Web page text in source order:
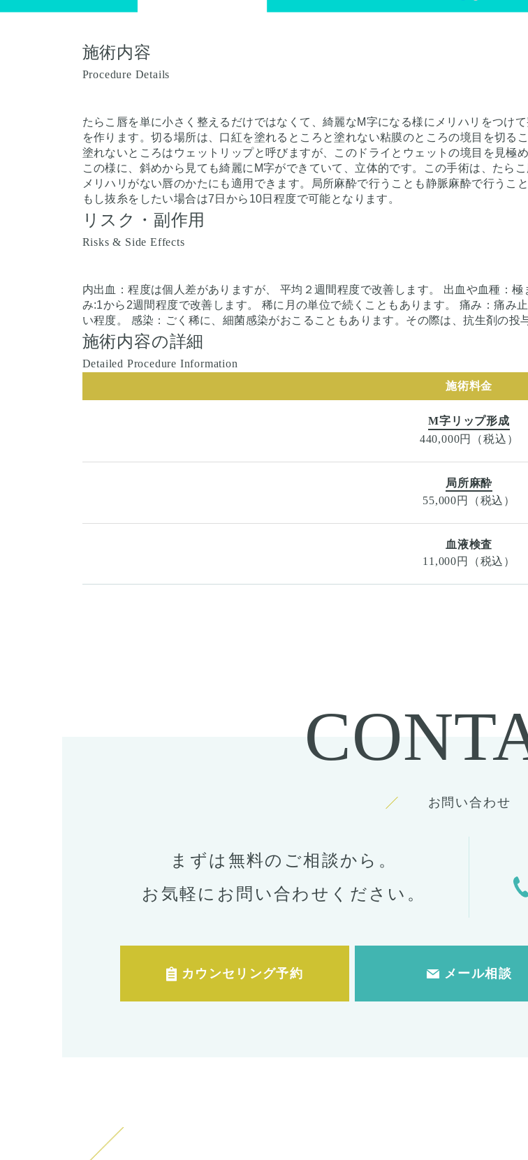
施術内容
Procedure Details
たらこ唇を単に小さく整えるだけではなくて、綺麗なM字になる様にメリハリをつけ
を作ります。切る場所は、口紅を塗れるところと塗れない粘膜のところの境目を切る
塗れないところはウェットリップと呼びますが、このドライとウェットの境目を見極
この様に、斜めから見ても綺麗にM字ができていて、立体的です。この手術は、たら
メリハリがない唇のかたにも適用できます。局所麻酔で行うことも静脈麻酔で行うこ
もし抜糸をしたい場合は7日から10日程度で可能となります。
リスク・副作用
Risks & Side Effects
内出血：程度は個人差がありますが、 平均２週間程度で改善します。 出血や血種：
み:1から2週間程度で改善します。 稀に月の単位で続くこともあります。 痛み：痛み
い程度。 感染：ごく稀に、細菌感染がおこることもあります。その際は、抗生剤の投
施術内容の詳細
Detailed Procedure Information
施術料金
M字リップ形成
440,000円（税込）
局所麻酔
55,000円（税込）
血液検査
11,000円（税込）
お問い合わせ
まずは無料のご相談から。
お気軽にお問い合わせください。
カウンセリング予約 メール相談